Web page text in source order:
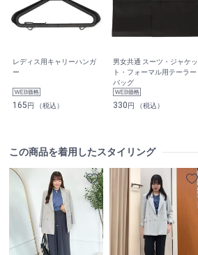
レディス用キャリーハンガ
ー
165円 （税込）
男女共通 スーツ・ジャケッ
ト・フォーマル用テーラー
バッグ
330円 （税込）
この商品を着用したスタイリング